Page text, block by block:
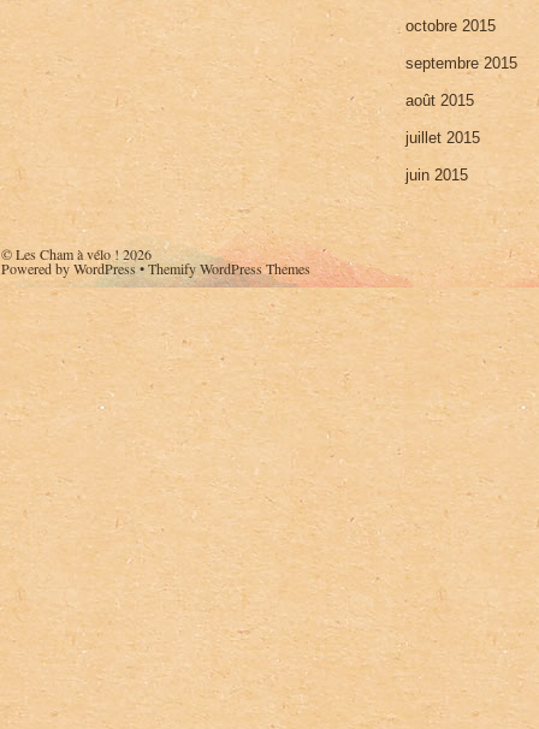
octobre 2015
septembre 2015
août 2015
juillet 2015
juin 2015
©Les Cham à vélo !2026
Powered byWordPress•Themify WordPress Themes